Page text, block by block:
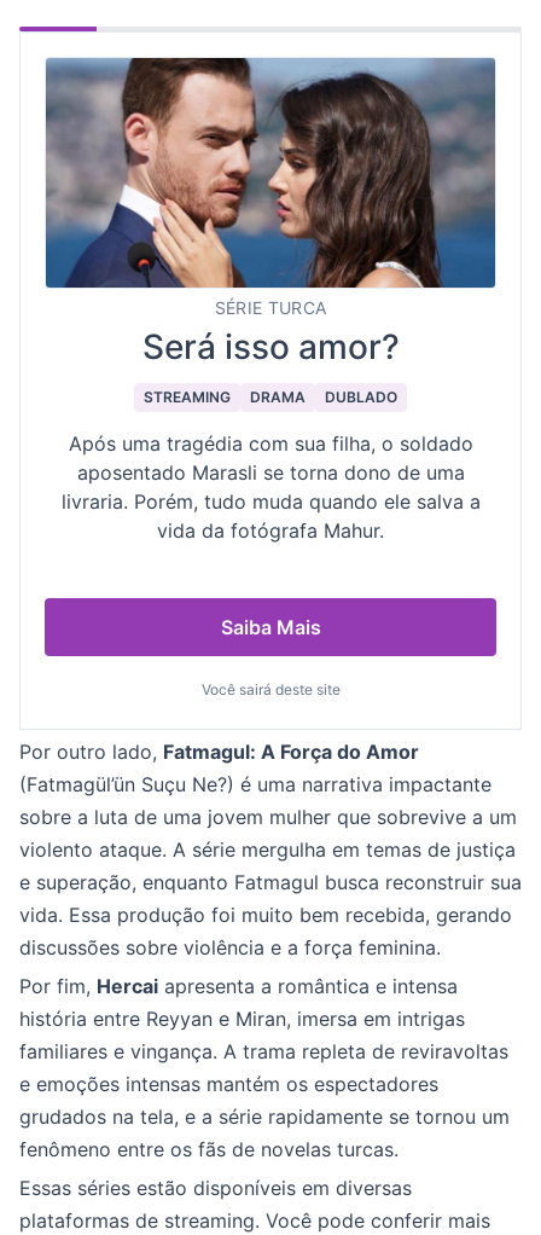
SÉRIE TURCA
Será isso amor?
STREAMING DRAMA DUBLADO
Após uma tragédia com sua filha, o soldado
aposentado Marasli se torna dono de uma
livraria. Porém, tudo muda quando ele salva a
vida da fotógrafa Mahur.
Saiba Mais
Você sairá deste site
Por outro lado, Fatmagul: A Força do Amor
(Fatmagül’ün Suçu Ne?) é uma narrativa impactante
sobre a luta de uma jovem mulher que sobrevive a um
violento ataque. A série mergulha em temas de justiça
e superação, enquanto Fatmagul busca reconstruir sua
vida. Essa produção foi muito bem recebida, gerando
discussões sobre violência e a força feminina.
Por fim, Hercai apresenta a romântica e intensa
história entre Reyyan e Miran, imersa em intrigas
familiares e vingança. A trama repleta de reviravoltas
e emoções intensas mantém os espectadores
grudados na tela, e a série rapidamente se tornou um
fenômeno entre os fãs de novelas turcas.
Essas séries estão disponíveis em diversas
plataformas de streaming. Você pode conferir mais